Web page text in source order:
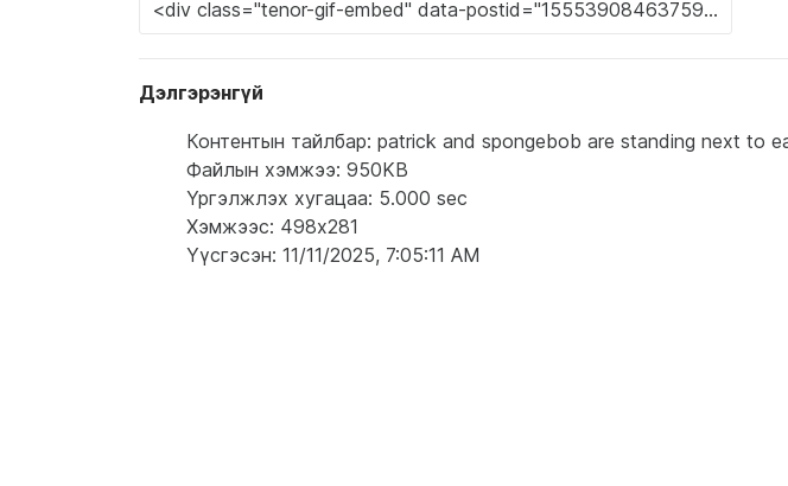
Дэлгэрэнгүй
Контентын тайлбар: patrick and spongebob are standing next to
Файлын хэмжээ: 950KB
Үргэлжлэх хугацаа: 5.000 sec
Хэмжээс: 498x281
Үүсгэсэн: 11/11/2025, 7:05:11 AM